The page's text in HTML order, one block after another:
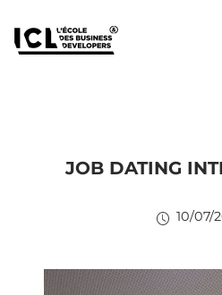
JOB DATING
10/07/